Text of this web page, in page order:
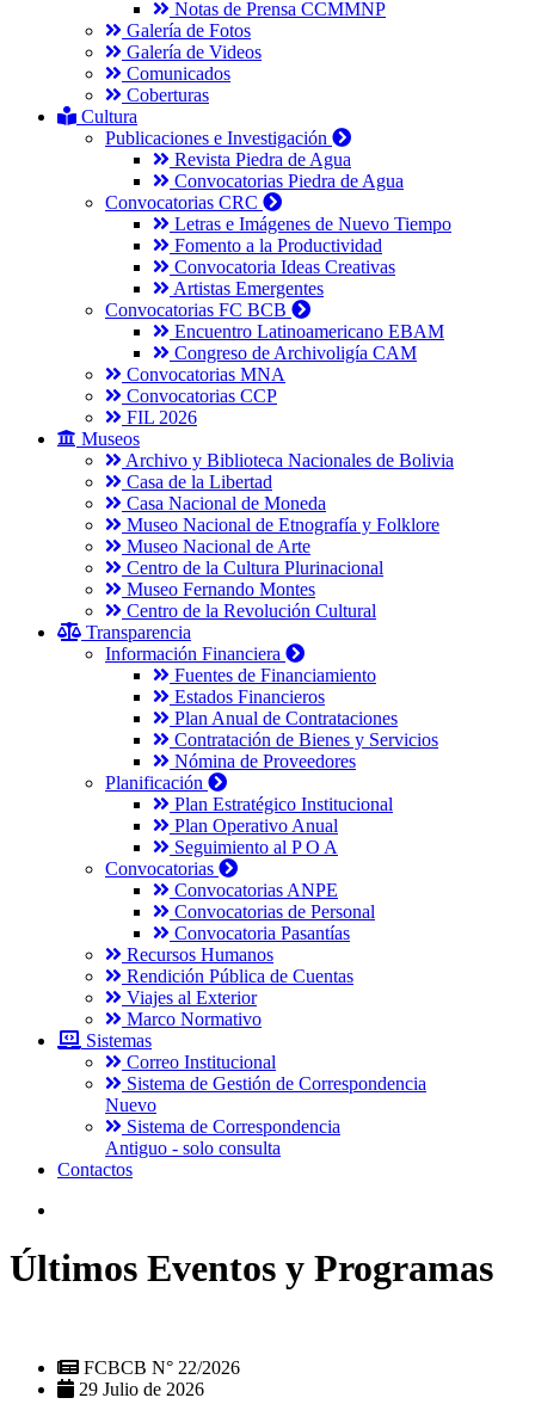
Notas de Prensa CCMMNP
Galería de Fotos
Galería de Videos
Comunicados
Coberturas
Cultura
Publicaciones e Investigación
Revista Piedra de Agua
Convocatorias Piedra de Agua
Convocatorias CRC
Letras e Imágenes de Nuevo Tiempo
Fomento a la Productividad
Convocatoria Ideas Creativas
Artistas Emergentes
Convocatorias FC BCB
Encuentro Latinoamericano EBAM
Congreso de Archivoligía CAM
Convocatorias MNA
Convocatorias CCP
FIL 2026
Museos
Archivo y Biblioteca Nacionales de Bolivia
Casa de la Libertad
Casa Nacional de Moneda
Museo Nacional de Etnografía y Folklore
Museo Nacional de Arte
Centro de la Cultura Plurinacional
Museo Fernando Montes
Centro de la Revolución Cultural
Transparencia
Información Financiera
Fuentes de Financiamiento
Estados Financieros
Plan Anual de Contrataciones
Contratación de Bienes y Servicios
Nómina de Proveedores
Planificación
Plan Estratégico Institucional
Plan Operativo Anual
Seguimiento al P O A
Convocatorias
Convocatorias ANPE
Convocatorias de Personal
Convocatoria Pasantías
Recursos Humanos
Rendición Pública de Cuentas
Viajes al Exterior
Marco Normativo
Sistemas
Correo Institucional
Sistema de Gestión de Correspondencia
Nuevo
Sistema de Correspondencia
Antiguo - solo consulta
Contactos
Últimos Eventos y Programas
FCBCB N° 22/2026
29 Julio de 2026